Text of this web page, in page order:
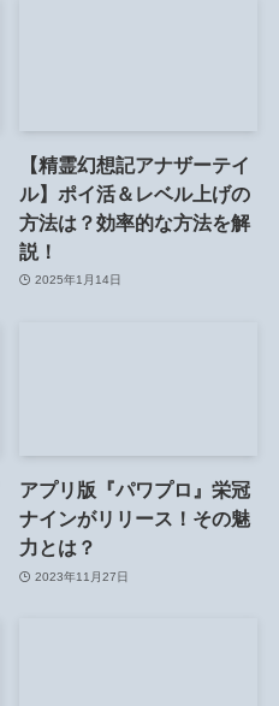
【精霊幻想記アナザーテイ
ル】ポイ活＆レベル上げの
方法は？効率的な方法を解
説！
2025年1月14日
アプリ版『パワプロ』栄冠
ナインがリリース！その魅
力とは？
2023年11月27日